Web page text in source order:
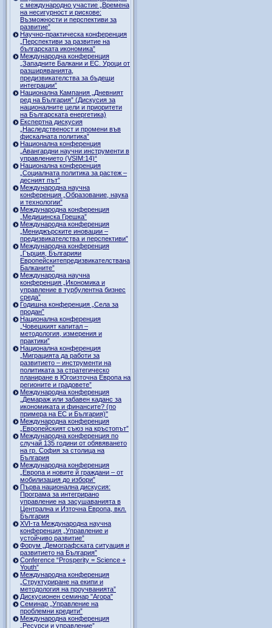
с международно участие „Времена
на несигурност и рискове:
Възможности и перспективи за
развитие”
Научно-практическа конференция
„Перспективи за развитие на
българската икономика”
Международна конференция
„Западните Балкани и ЕС. Уроци от
разширяванията,
предизвикателства за бъдещи
интеграции”
Национална Кампания „Дневният
ред на България” (Дискусия за
националните цели и приоритети
на Българската енергетика)
Експертна дискусия
„Наследственост и промени във
фискалната политика”
Национална конференция
„Авангардни научни инструменти в
управлението (VSIM:14)“
Национална конференция
„Социалната политика за растеж –
десният път”
Международна научна
конференция „Образование, наука
и технологии”
Международна конференция
„Медицинска Грешка”
Международна конференция
„Мениджърските иновации –
предизвикателства и перспективи”
Международна конференция
„Гърция, Българияи
Европейскитепредизвикателствана
Балканите”
Международна научна
конференция „Икономика и
управление в турбулентна бизнес
среда”
Годишна конференция „Селa за
продан”
Национална конференция
„Човешкият капитал –
методология, измерения и
практики”
Национална конференция
„Миграцията да работи за
развитието – инструменти на
политиката за стратегическо
планиране в Югоизточна Европа на
регионите и градовете”
Международна конференция
„Демараж или забавен каданс за
икономиката и финансите? (по
примера на ЕС и България)"
Международна конференция
„Европейският съюз на кръстопът”
Международна конференция по
случай 135 години от обявяването
на гр. София за столица на
България
Международна конференция
„Европа и новите й граждани – от
мобилизация до избори”
Първа национална дискусия:
Програма за интегрирано
управление на засушаванията в
Централна и Източна Европа, вкл.
България
ХVI-та Международна научна
конференция „Управление и
устойчиво развитие”
Форум „Демографската ситуация и
развитието на България”
Conference “Prosperity = Science +
Youth”
Международна конференция
„Структуриране на екипи и
методология на проучванията”
Дискусионен семинар "Агора"
Семинар „Управление на
проблемни кредити”
Международна конференция
„Ресурси и управление”